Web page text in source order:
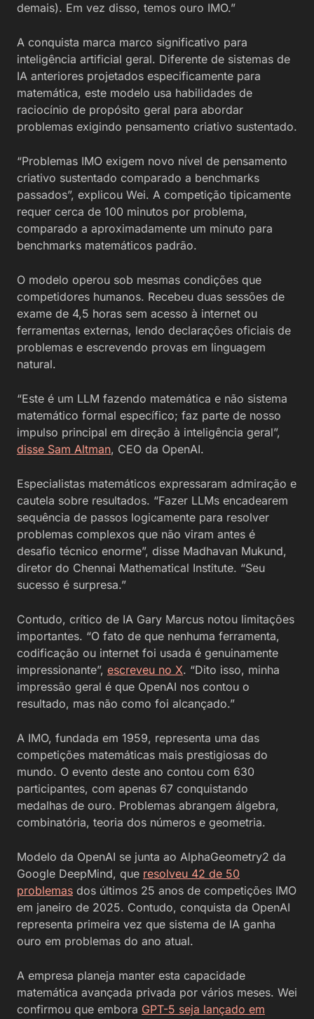
demais). Em vez disso, temos ouro IMO.”
A conquista marca marco significativo para
inteligência artificial geral. Diferente de sistemas de
IA anteriores projetados especificamente para
matemática, este modelo usa habilidades de
raciocínio de propósito geral para abordar
problemas exigindo pensamento criativo sustentado.
“Problemas IMO exigem novo nível de pensamento
criativo sustentado comparado a benchmarks
passados”, explicou Wei. A competição tipicamente
requer cerca de 100 minutos por problema,
comparado a aproximadamente um minuto para
benchmarks matemáticos padrão.
O modelo operou sob mesmas condições que
competidores humanos. Recebeu duas sessões de
exame de 4,5 horas sem acesso à internet ou
ferramentas externas, lendo declarações oficiais de
problemas e escrevendo provas em linguagem
natural.
“Este é um LLM fazendo matemática e não sistema
matemático formal específico; faz parte de nosso
impulso principal em direção à inteligência geral”,
disse Sam Altman, CEO da OpenAI.
Especialistas matemáticos expressaram admiração e
cautela sobre resultados. “Fazer LLMs encadearem
sequência de passos logicamente para resolver
problemas complexos que não viram antes é
desafio técnico enorme”, disse Madhavan Mukund,
diretor do Chennai Mathematical Institute. “Seu
sucesso é surpresa.”
Contudo, crítico de IA Gary Marcus notou limitações
importantes. “O fato de que nenhuma ferramenta,
codificação ou internet foi usada é genuinamente
impressionante”, escreveu no X. “Dito isso, minha
impressão geral é que OpenAI nos contou o
resultado, mas não como foi alcançado.”
A IMO, fundada em 1959, representa uma das
competições matemáticas mais prestigiosas do
mundo. O evento deste ano contou com 630
participantes, com apenas 67 conquistando
medalhas de ouro. Problemas abrangem álgebra,
combinatória, teoria dos números e geometria.
Modelo da OpenAI se junta ao AlphaGeometry2 da
Google DeepMind, que resolveu 42 de 50
problemas dos últimos 25 anos de competições IMO
em janeiro de 2025. Contudo, conquista da OpenAI
representa primeira vez que sistema de IA ganha
ouro em problemas do ano atual.
A empresa planeja manter esta capacidade
matemática avançada privada por vários meses. Wei
confirmou que embora GPT-5 seja lançado em